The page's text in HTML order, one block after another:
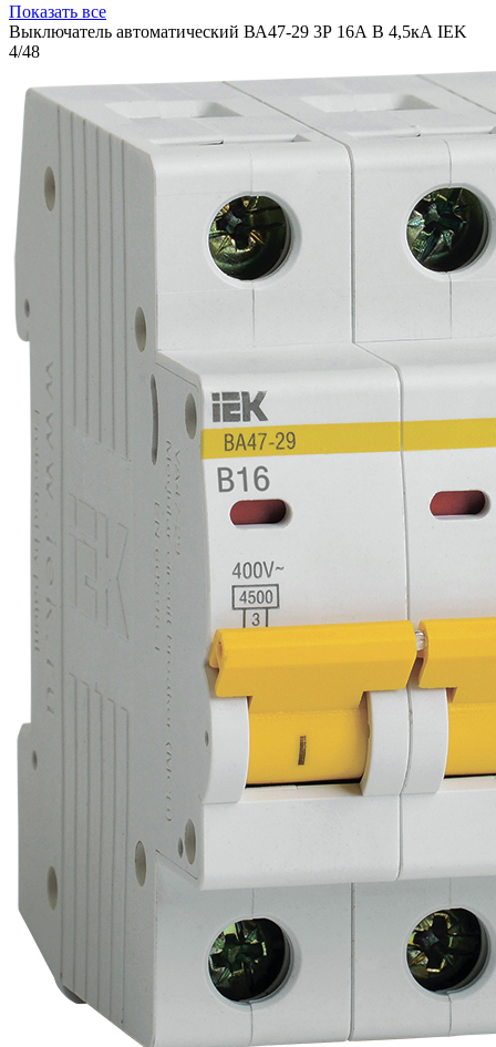
Показать все
Выключатель автоматический ВА47-29 3Р 16А B 4,5кА IEK
4/48